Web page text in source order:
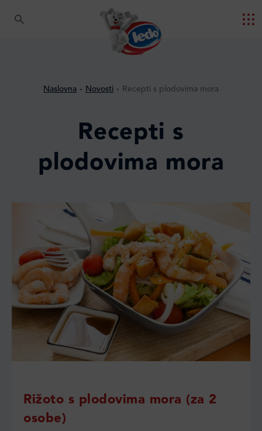
Naslovna Novosti Recepti s plodovima mora
Recepti s
plodovima mora
Rižoto s plodovima mora (za 2
osobe)